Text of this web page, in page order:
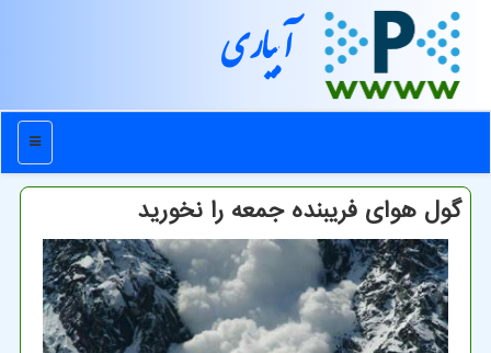
آبیاری
منو
گول هوای فریبنده جمعه را نخورید